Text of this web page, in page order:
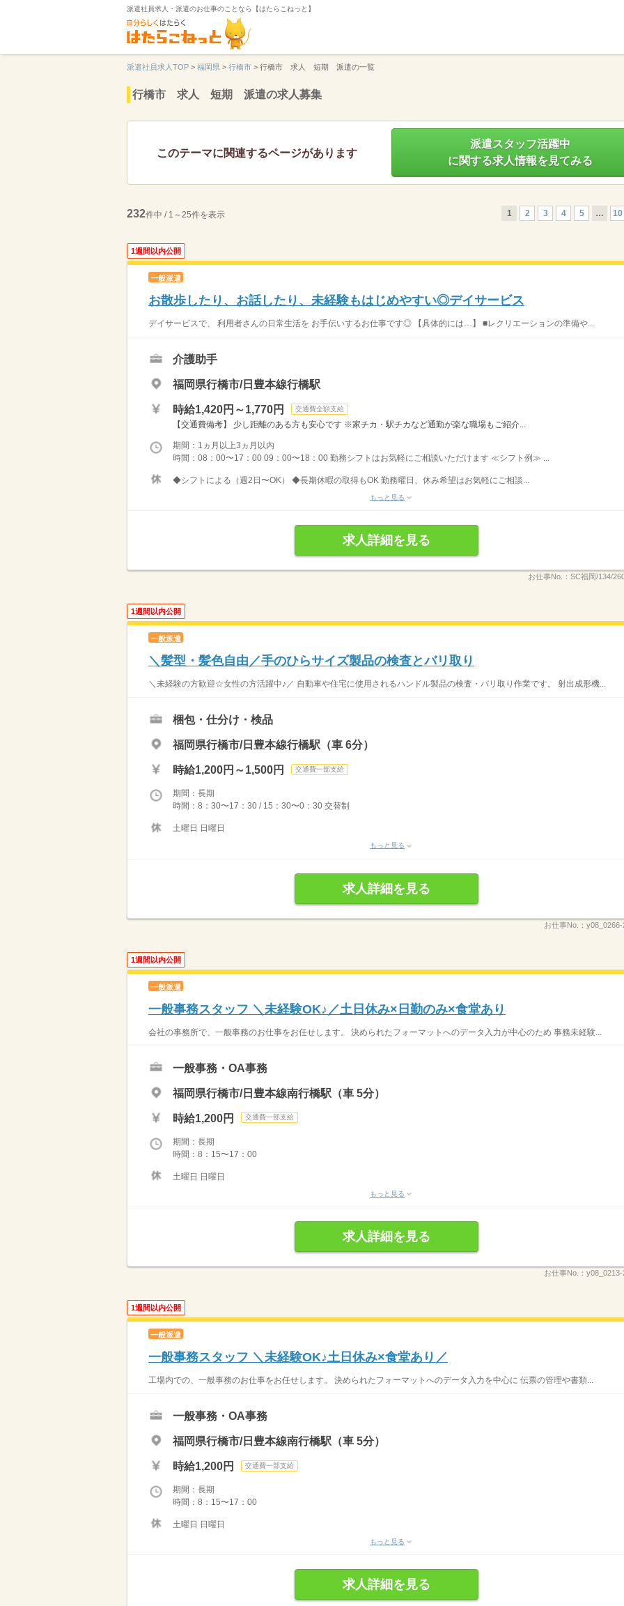
派遣社員求人・派遣のお仕事のことなら【はたらこねっと】
派遣社員求人TOP > 福岡県 > 行橋市 > 行橋市 求人 短期 派遣の一覧
行橋市 求人 短期 派遣の求人募集
このテーマに関連するページがあります
派遣スタッフ活躍中
に関する求人情報を見てみる
232件中 / 1～25件を表示 1 2 3 4 5 … 10
1週間以内公開
一般派遣
お散歩したり、お話したり、未経験もはじめやすい◎デイサービス
デイサービスで、 利用者さんの日常生活を お手伝いするお仕事です◎ 【具体的には…】 ■レクリエーションの準備や...
介護助手
福岡県行橋市/日豊本線行橋駅
時給1,420円～1,770円 交通費全額支給
【交通費備考】 少し距離のある方も安心です ※家チカ・駅チカなど通勤が楽な職場もご紹介...
期間：1ヵ月以上3ヵ月以内
時間：08：00〜17：00 09：00〜18：00 勤務シフトはお気軽にご相談いただけます ≪シフト例≫ ...
◆シフトによる（週2日〜OK） ◆長期休暇の取得もOK 勤務曜日、休み希望はお気軽にご相談...
もっと見る
求人詳細を見る
お仕事No.： SC福岡/134/
1週間以内公開
一般派遣
＼髪型・髪色自由／手のひらサイズ製品の検査とバリ取り
＼未経験の方歓迎☆女性の方活躍中♪／ 自動車や住宅に使用されるハンドル製品の検査・バリ取り作業です。 射出成形機...
梱包・仕分け・検品
福岡県行橋市/日豊本線行橋駅（車 6分）
時給1,200円～1,500円 交通費一部支給
期間：長期
時間：8：30〜17：30 / 15：30〜0：30 交替制
土曜日 日曜日
もっと見る
求人詳細を見る
お仕事No.： y08_0266-
1週間以内公開
一般派遣
一般事務スタッフ ＼未経験OK♪／土日休み×日勤のみ×食堂あり
会社の事務所で、一般事務のお仕事をお任せします。 決められたフォーマットへのデータ入力が中心のため 事務未経験...
一般事務・OA事務
福岡県行橋市/日豊本線南行橋駅（車 5分）
時給1,200円 交通費一部支給
期間：長期
時間：8：15〜17：00
土曜日 日曜日
もっと見る
求人詳細を見る
お仕事No.： y08_0213-
1週間以内公開
一般派遣
一般事務スタッフ ＼未経験OK♪土日休み×食堂あり／
工場内での、一般事務のお仕事をお任せします。 決められたフォーマットへのデータ入力を中心に 伝票の管理や書類...
一般事務・OA事務
福岡県行橋市/日豊本線南行橋駅（車 5分）
時給1,200円 交通費一部支給
期間：長期
時間：8：15〜17：00
土曜日 日曜日
もっと見る
求人詳細を見る